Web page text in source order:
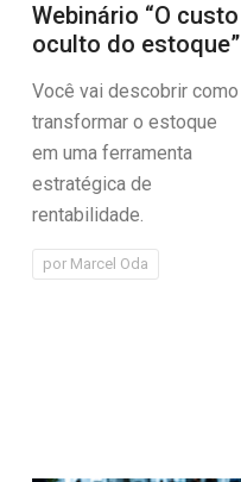
Webinário “O custo
oculto do estoque”
Você vai descobrir como
transformar o estoque
em uma ferramenta
estratégica de
rentabilidade.
por Marcel Oda